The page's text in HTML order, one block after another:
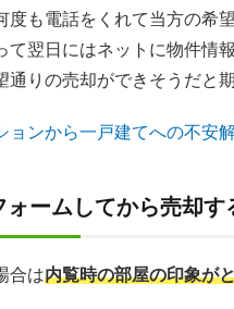
度も電話をくれて当方の希
て翌日にはネットに物件情
通りの売却ができそうだと
ョンから一戸建てへの不安
ームしてから売却す
合は内覧時の部屋の印象が